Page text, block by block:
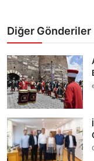
Diğer Gönderiler